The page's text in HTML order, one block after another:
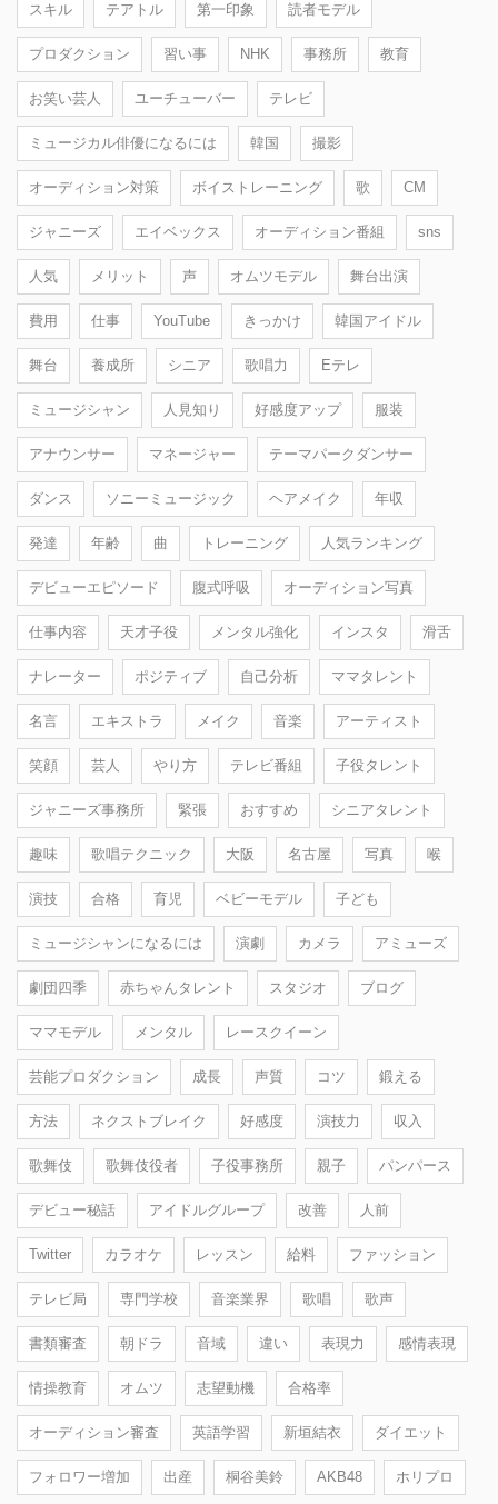
スキル テアトル 第一印象 読者モデル
プロダクション 習い事 NHK 事務所 教育
お笑い芸人 ユーチューバー テレビ
ミュージカル俳優になるには 韓国 撮影
オーディション対策 ボイストレーニング 歌 CM
ジャニーズ エイベックス オーディション番組 sns
人気 メリット 声 オムツモデル 舞台出演
費用 仕事 YouTube きっかけ 韓国アイドル
舞台 養成所 シニア 歌唱力 Eテレ
ミュージシャン 人見知り 好感度アップ 服装
アナウンサー マネージャー テーマパークダンサー
ダンス ソニーミュージック ヘアメイク 年収
発達 年齢 曲 トレーニング 人気ランキング
デビューエピソード 腹式呼吸 オーディション写真
仕事内容 天才子役 メンタル強化 インスタ 滑舌
ナレーター ポジティブ 自己分析 ママタレント
名言 エキストラ メイク 音楽 アーティスト
笑顔 芸人 やり方 テレビ番組 子役タレント
ジャニーズ事務所 緊張 おすすめ シニアタレント
趣味 歌唱テクニック 大阪 名古屋 写真 喉
演技 合格 育児 ベビーモデル 子ども
ミュージシャンになるには 演劇 カメラ アミューズ
劇団四季 赤ちゃんタレント スタジオ ブログ
ママモデル メンタル レースクイーン
芸能プロダクション 成長 声質 コツ 鍛える
方法 ネクストブレイク 好感度 演技力 収入
歌舞伎 歌舞伎役者 子役事務所 親子 パンパース
デビュー秘話 アイドルグループ 改善 人前
Twitter カラオケ レッスン 給料 ファッション
テレビ局 専門学校 音楽業界 歌唱 歌声
書類審査 朝ドラ 音域 違い 表現力 感情表現
情操教育 オムツ 志望動機 合格率
オーディション審査 英語学習 新垣結衣 ダイエット
フォロワー増加 出産 桐谷美鈴 AKB48 ホリプロ